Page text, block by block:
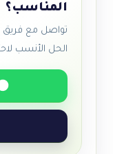
المناسب؟
تواصل مع فريق
الحل الأنسب